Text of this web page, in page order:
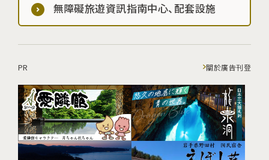
無障礙旅遊資訊指南中心、配套設施
PR 關於廣告刊登